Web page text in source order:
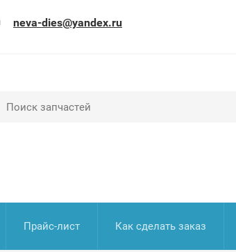
neva-dies@yandex.ru
Прайс-лист Как сделать заказ